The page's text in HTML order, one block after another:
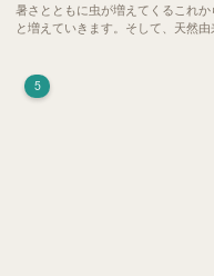
暑さとともに虫が増えてくるこれからの季節。 虫よけアイテム
と増えていきます。そして、天然
5